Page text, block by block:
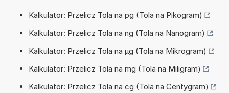
Kalkulator: Przelicz Tola na pg (Tola na Pikogram)
Kalkulator: Przelicz Tola na ng (Tola na Nanogram)
Kalkulator: Przelicz Tola na µg (Tola na Mikrogram)
Kalkulator: Przelicz Tola na mg (Tola na Miligram)
Kalkulator: Przelicz Tola na cg (Tola na Centygram)